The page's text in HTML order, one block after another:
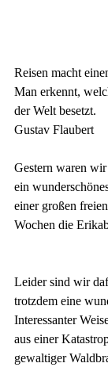
Reisen macht
Man erkennt,
der Welt besetzt.
Gustav Flaubert
Gestern waren
ein
einer großen
Wochen die
Leider sind wir
trotzdem eine
Interessanter
aus einer
gewaltiger